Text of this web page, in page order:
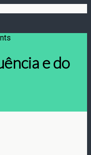
e do